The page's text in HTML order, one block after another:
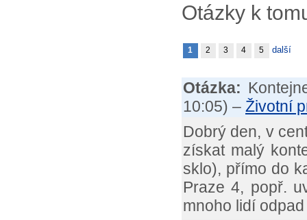
Otázky k
1 2 3 4 5 další
Otázka:
10:05) – Životní
Dobrý den, v
získat malý
sklo), přímo do
Praze 4, popř.
mnoho lidí